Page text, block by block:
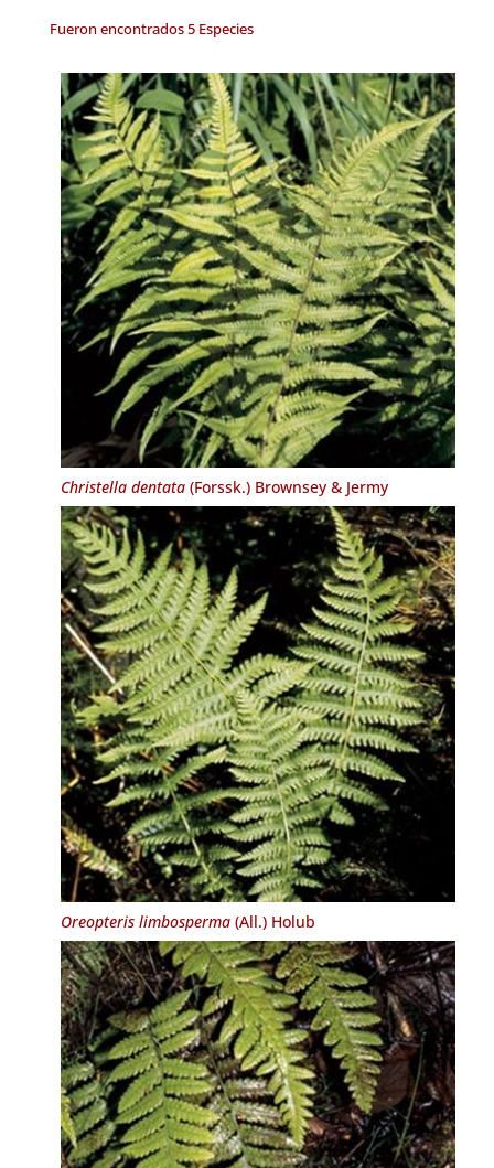
Fueron encontrados 5 Especies
Christella dentata(Forssk.) Brownsey & Jermy
Oreopteris limbosperma(All.) Holub